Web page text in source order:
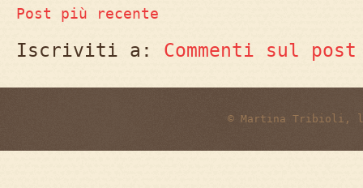
Post più recente
Iscriviti a: Commenti sul
© Martina Tribioli,